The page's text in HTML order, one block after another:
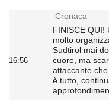
Cronaca
16:56
FINISCE QUI!
molto
Sudtirol mai
cuore, ma
attaccante
è tutto,